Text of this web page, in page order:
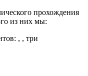
прохождения
из них мы:
, , три